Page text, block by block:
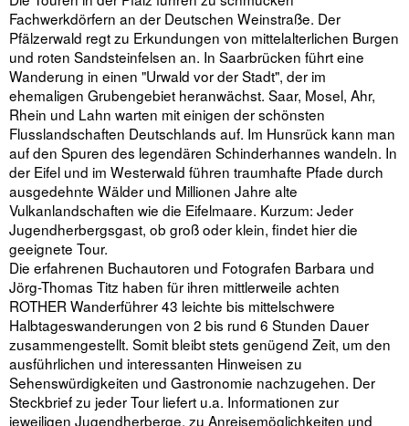
Fachwerkdörfern an der Deutschen Weinstraße. Der
Pfälzerwald regt zu Erkundungen von mittelalterlichen Burgen
und roten Sandsteinfelsen an. In Saarbrücken führt eine
Wanderung in einen "Urwald vor der Stadt", der im
ehemaligen Grubengebiet heranwächst. Saar, Mosel, Ahr,
Rhein und Lahn warten mit einigen der schönsten
Flusslandschaften Deutschlands auf. Im Hunsrück kann man
auf den Spuren des legendären Schinderhannes wandeln. In
der Eifel und im Westerwald führen traumhafte Pfade durch
ausgedehnte Wälder und Millionen Jahre alte
Vulkanlandschaften wie die Eifelmaare. Kurzum: Jeder
Jugendherbergsgast, ob groß oder klein, findet hier die
geeignete Tour.
Die erfahrenen Buchautoren und Fotografen Barbara und
Jörg-Thomas Titz haben für ihren mittlerweile achten
ROTHER Wanderführer 43 leichte bis mittelschwere
Halbtageswanderungen von 2 bis rund 6 Stunden Dauer
zusammengestellt. Somit bleibt stets genügend Zeit, um den
ausführlichen und interessanten Hinweisen zu
Sehenswürdigkeiten und Gastronomie nachzugehen. Der
Steckbrief zu jeder Tour liefert u.a. Informationen zur
jeweiligen Jugendherberge, zu Anreisemöglichkeiten und